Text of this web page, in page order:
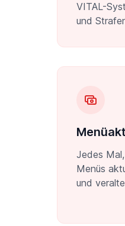
VITAL-
und
Jedes
Menüs
und